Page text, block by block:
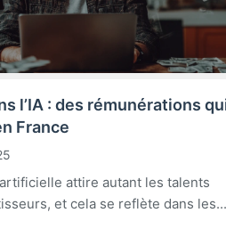
l’IA : des rémunérations
France
attire autant les talents
et cela se reflète dans les...